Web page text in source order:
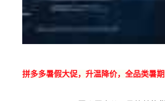
拼多多暑假大促，升温降价，全品类暑